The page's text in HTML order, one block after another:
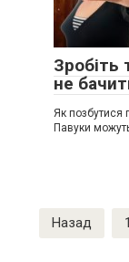
Зробіть
не
Як позбутися
Павуки
Пагинация
записей
Назад 1